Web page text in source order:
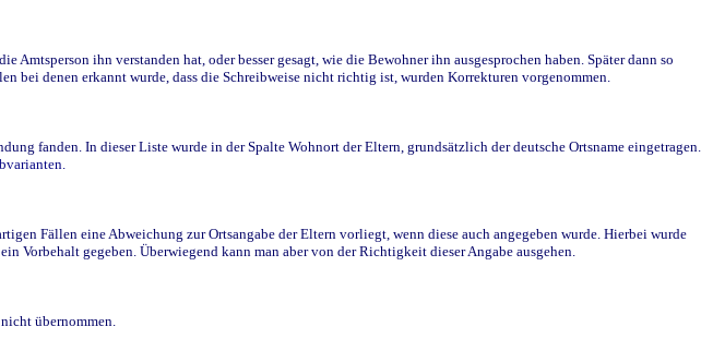
ihn verstanden hat, oder besser gesagt, wie die Bewohner ihn ausgesprochen haben. Später dann so
bei denen erkannt wurde, dass die Schreibweise nicht richtig ist, wurden Korrekturen vorgenommen.
fanden. In dieser Liste wurde in der Spalte Wohnort der Eltern, grundsätzlich der deutsche Ortsname eingetragen.
Fällen eine Abweichung zur Ortsangabe der Eltern vorliegt, wenn diese auch angegeben wurde. Hierbei wurde
Vorbehalt gegeben. Überwiegend kann man aber von der Richtigkeit dieser Angabe ausgehen.
übernommen.